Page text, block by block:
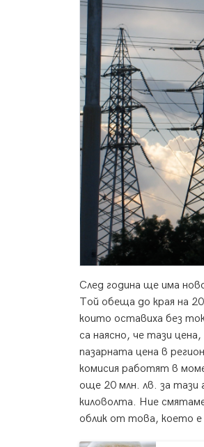
След година ще има
Той обеща до края на
които оставиха без
са наясно, че тази
пазарната цена в
комисия работят в
още 20 млн. лв. за тази
киловолта. Ние
облик от това, което